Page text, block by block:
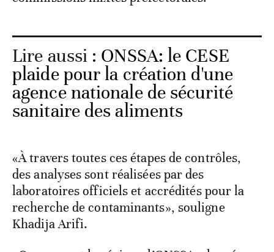
Lire aussi : ONSSA: le CESE
plaide pour la création d'une
agence nationale de sécurité
sanitaire des aliments
«À travers toutes ces étapes de contrôles,
des analyses sont réalisées par des
laboratoires officiels et accrédités pour la
recherche de contaminants», souligne
Khadija Arifi.